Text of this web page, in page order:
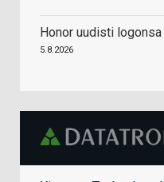
Honor uudisti logonsa
5.8.2026